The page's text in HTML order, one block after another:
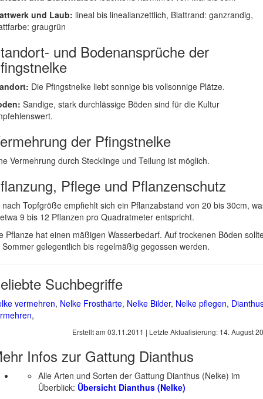
und Laub: lineal bis lineallanzettlich, Blattrand: ganzrandig,
graugrün
und Bodenansprüche der
Die Pfingstnelke liebt sonnige bis vollsonnige Plätze.
Sandige, stark durchlässige Böden sind für die Kultur
der Pfingstnelke
Vermehrung durch Stecklinge und Teilung ist möglich.
Pflege und Pflanzenschutz
nach Topfgröße empfiehlt sich ein Pflanzabstand von 20 bis 30cm,
9 bis 12 Pflanzen pro Quadratmeter entspricht.
Pflanze hat einen mäßigen Wasserbedarf. Auf trockenen Böden
Sommer gelegentlich bis regelmäßig gegossen werden.
Suchbegriffe
vermehren, Nelke Frosthärte, Nelke Bilder, Nelke pflegen,
,
Erstellt am 03.11.2011 | Letzte Aktualisierung: 14. August
Infos zur Gattung Dianthus
Alle Arten und Sorten der Gattung Dianthus (Nelke) im
Überblick: Übersicht Dianthus (Nelke)